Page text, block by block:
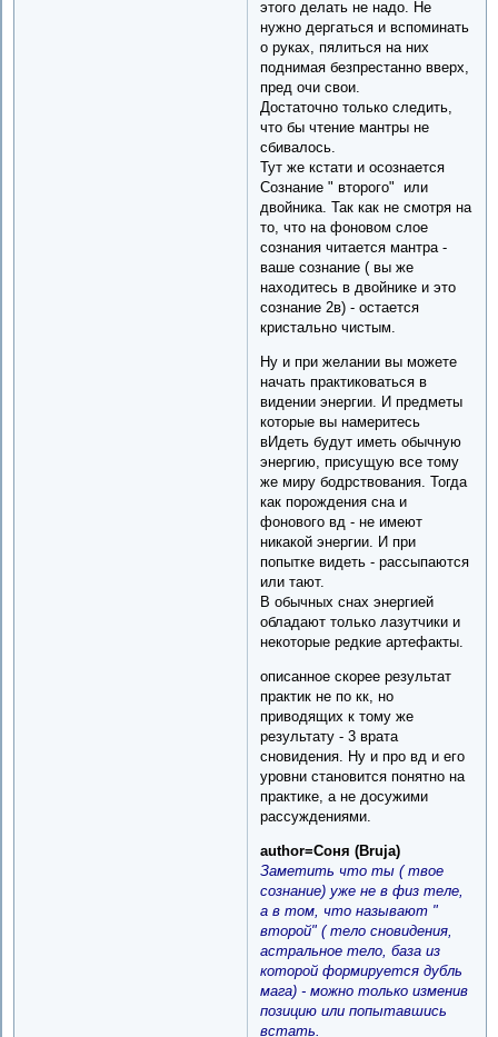
этого делать не надо. Не
нужно дергаться и вспоминать
о руках, пялиться на них
поднимая безпрестанно вверх,
пред очи свои.
Достаточно только следить,
что бы чтение мантры не
сбивалось.
Тут же кстати и осознается
Сознание " второго" или
двойника. Так как не смотря на
то, что на фоновом слое
сознания читается мантра -
ваше сознание ( вы же
находитесь в двойнике и это
сознание 2в) - остается
кристально чистым.
Ну и при желании вы можете
начать практиковаться в
видении энергии. И предметы
которые вы намеритесь
вИдеть будут иметь обычную
энергию, присущую все тому
же миру бодрствования. Тогда
как порождения сна и
фонового вд - не имеют
никакой энергии. И при
попытке видеть - рассыпаются
или тают.
В обычных снах энергией
обладают только лазутчики и
некоторые редкие артефакты.
описанное скорее результат
практик не по кк, но
приводящих к тому же
результату - 3 врата
сновидения. Ну и про вд и его
уровни становится понятно на
практике, а не досужими
рассуждениями.
author=Соня (Bruja)
Заметить что ты ( твое
сознание) уже не в физ теле,
а в том, что называют "
второй" ( тело сновидения,
астральное тело, база из
которой формируется дубль
мага) - можно только изменив
позицию или попытавшись
встать.